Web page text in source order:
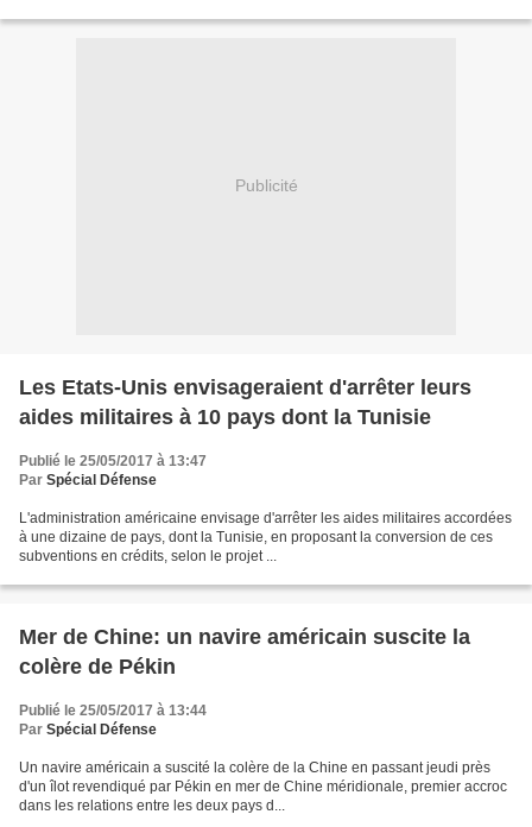
Publicité
Les Etats-Unis envisageraient d'arrêter leurs
aides militaires à 10 pays dont la Tunisie
Publié le 25/05/2017 à 13:47
Par Spécial Défense
L'administration américaine envisage d'arrêter les aides militaires accordées
à une dizaine de pays, dont la Tunisie, en proposant la conversion de ces
subventions en crédits, selon le projet ...
Mer de Chine: un navire américain suscite la
colère de Pékin
Publié le 25/05/2017 à 13:44
Par Spécial Défense
Un navire américain a suscité la colère de la Chine en passant jeudi près
d'un îlot revendiqué par Pékin en mer de Chine méridionale, premier accroc
dans les relations entre les deux pays d...